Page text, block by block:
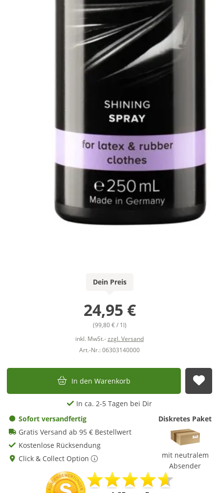
Dein Preis
24,95 €
(99,80 € / 1l)
inkl. MwSt.-zzgl. Versand
Art.-Nr.: 06303140000
In den Warenkorb
In ca. 2-5 Tagen bei Dir
Sofort versandfertig
Gratis Versand ab 95 € Bestellwert
Kostenlose Rücksendung
Click & Collect Option
Diskretes Paket
mit neutralem
Absender